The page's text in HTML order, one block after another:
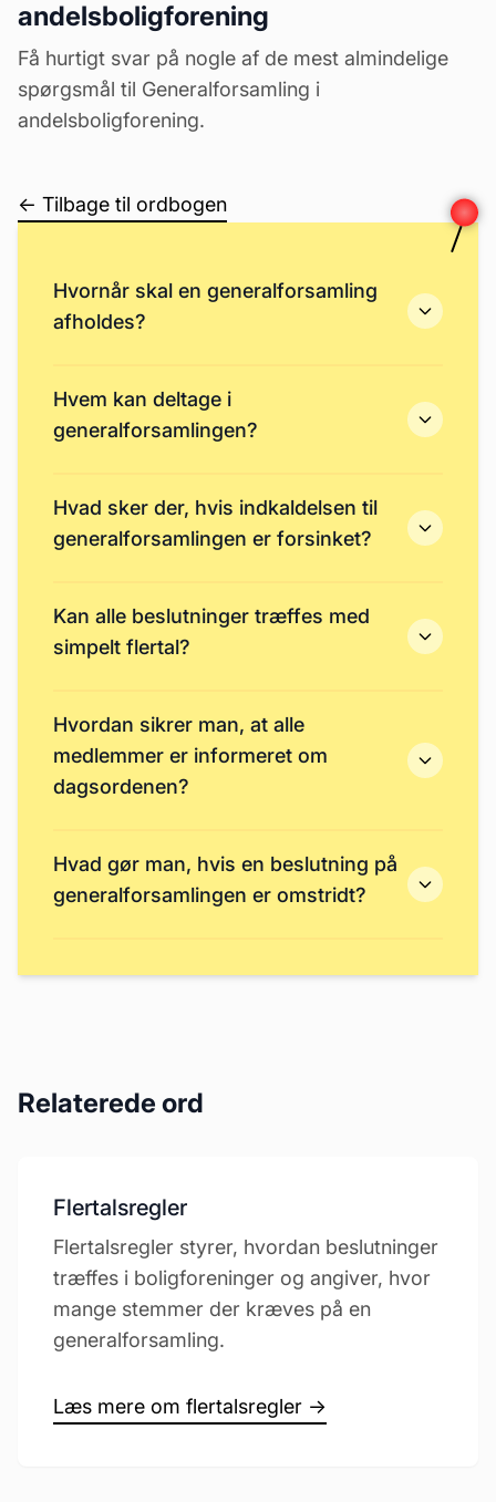
andelsboligforening
Få hurtigt svar på nogle af de mest almindelige
spørgsmål til Generalforsamling i
andelsboligforening.
← Tilbage til ordbogen
Hvornår skal en generalforsamling
afholdes?
Hvem kan deltage i
generalforsamlingen?
Hvad sker der, hvis indkaldelsen til
generalforsamlingen er forsinket?
Kan alle beslutninger træffes med
simpelt flertal?
Hvordan sikrer man, at alle
medlemmer er informeret om
dagsordenen?
Hvad gør man, hvis en beslutning på
generalforsamlingen er omstridt?
Relaterede ord
Flertalsregler
Flertalsregler styrer, hvordan beslutninger
træffes i boligforeninger og angiver, hvor
mange stemmer der kræves på en
generalforsamling.
Læs mere om flertalsregler →